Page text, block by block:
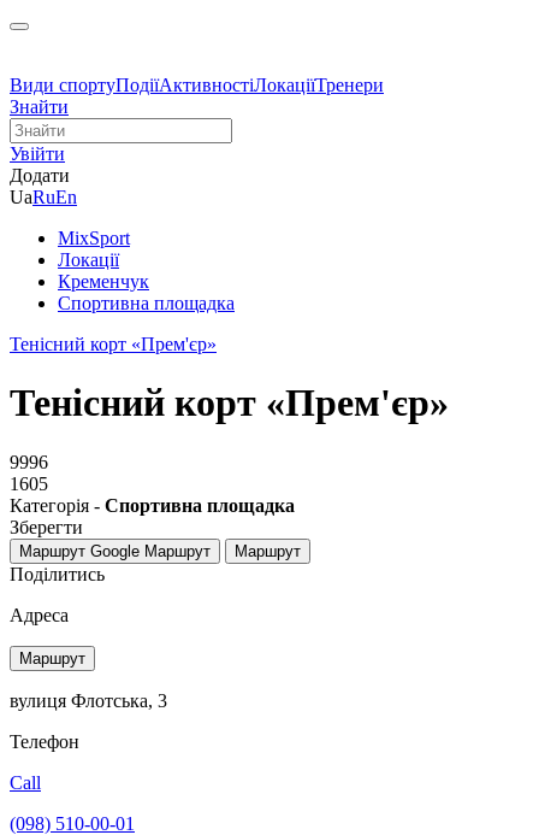
Види спортуПодіїАктивностіЛокаціїТренери
Знайти
Увійти
Додати
UaRuEn
MixSport
Локації
Кременчук
Спортивна площадка
Тенісний корт «Прем'єр»
Тенісний корт «Прем'єр»
9996
1605
Категорія - Спортивна площадка
Зберегти
Маршрут Google Маршрут Маршрут
Поділитись
Адреса
Маршрут
вулиця Флотська, 3
Телефон
Call
(098) 510-00-01